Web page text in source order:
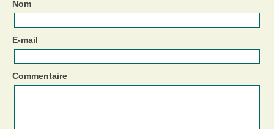
Nom
E-mail
Commentaire